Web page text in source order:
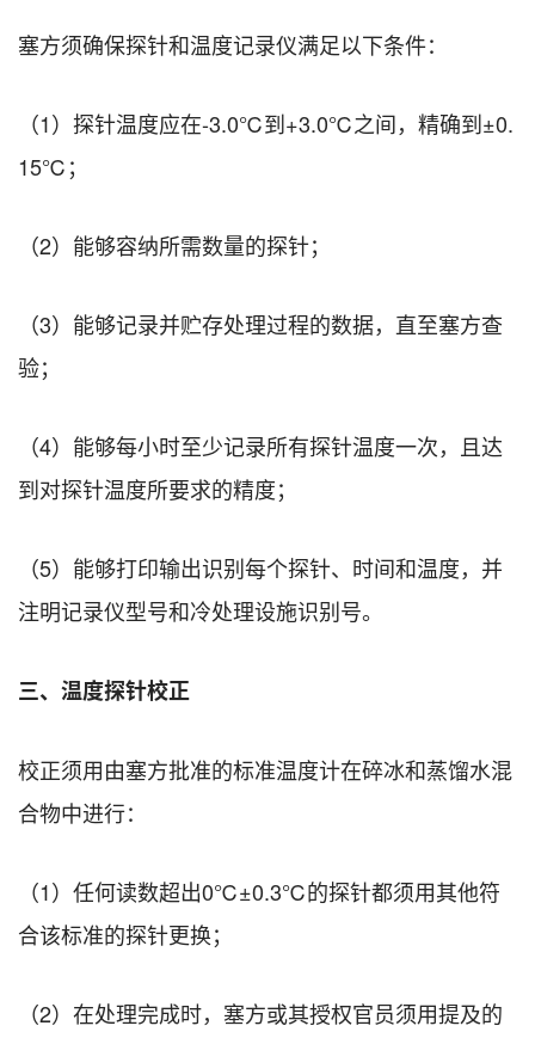
塞方须确保探针和温度记录仪满足以下条件：
（1）探针温度应在-3.0℃到+3.0℃之间，精确到±0.
15℃；
（2）能够容纳所需数量的探针；
（3）能够记录并贮存处理过程的数据，直至塞方查
验；
（4）能够每小时至少记录所有探针温度一次，且达
到对探针温度所要求的精度；
（5）能够打印输出识别每个探针、时间和温度，并
注明记录仪型号和冷处理设施识别号。
三、温度探针校正
校正须用由塞方批准的标准温度计在碎冰和蒸馏水混
合物中进行：
（1）任何读数超出0℃±0.3℃的探针都须用其他符
合该标准的探针更换；
（2）在处理完成时，塞方或其授权官员须用提及的